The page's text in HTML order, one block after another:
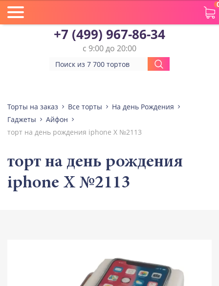
+7 (499) 967-86-34
с 9:00 до 20:00
Торты на заказ Все торты
На день Рождения
Гаджеты
Айфон
торт на день рождения iphone X №2113
торт на день рождения
iphone X №2113